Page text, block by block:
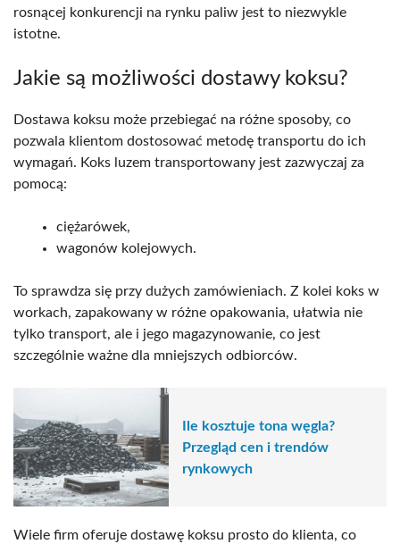
rosnącej konkurencji na rynku paliw jest to niezwykle
istotne.
Jakie są możliwości dostawy koksu?
Dostawa koksu może przebiegać na różne sposoby, co
pozwala klientom dostosować metodę transportu do ich
wymagań. Koks luzem transportowany jest zazwyczaj za
pomocą:
ciężarówek,
wagonów kolejowych.
To sprawdza się przy dużych zamówieniach. Z kolei koks w
workach, zapakowany w różne opakowania, ułatwia nie
tylko transport, ale i jego magazynowanie, co jest
szczególnie ważne dla mniejszych odbiorców.
Ile kosztuje tona węgla?
Przegląd cen i trendów
rynkowych
Wiele firm oferuje dostawę koksu prosto do klienta, co